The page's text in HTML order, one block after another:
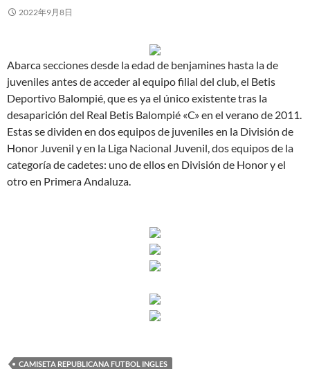
2022年9月8日
Abarca secciones desde la edad de benjamines hasta la de
juveniles antes de acceder al equipo filial del club, el Betis
Deportivo Balompié, que es ya el único existente tras la
desaparición del Real Betis Balompié «C» en el verano de 2011.
Estas se dividen en dos equipos de juveniles en la División de
Honor Juvenil y en la Liga Nacional Juvenil, dos equipos de la
categoría de cadetes: uno de ellos en División de Honor y el
otro en Primera Andaluza.
CAMISETA REPUBLICANA FUTBOL INGLES